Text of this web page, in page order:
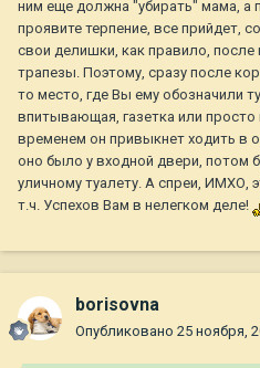
ним еще должна "убирать" мама, а
проявите терпение, все
свои делишки, как правило,
трапезы. Поэтому, сразу после
то место, где Вы ему обозначили
впитывающая, газетка или просто
временем он привыкнет ходить в
оно было у входной двери, потом
уличному туалету. А спреи, ИМХО,
т.ч. Успехов Вам в нелегком деле!
borisovna
Опубликовано 25 ноября,